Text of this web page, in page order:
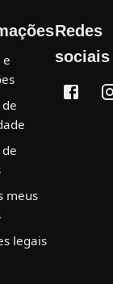
e
meus
legais
Redes
sociais